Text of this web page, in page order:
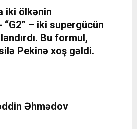
iki ölkənin
– iki supergücün
Bu formul,
Pekinə xoş gəldi.
Əhmədov